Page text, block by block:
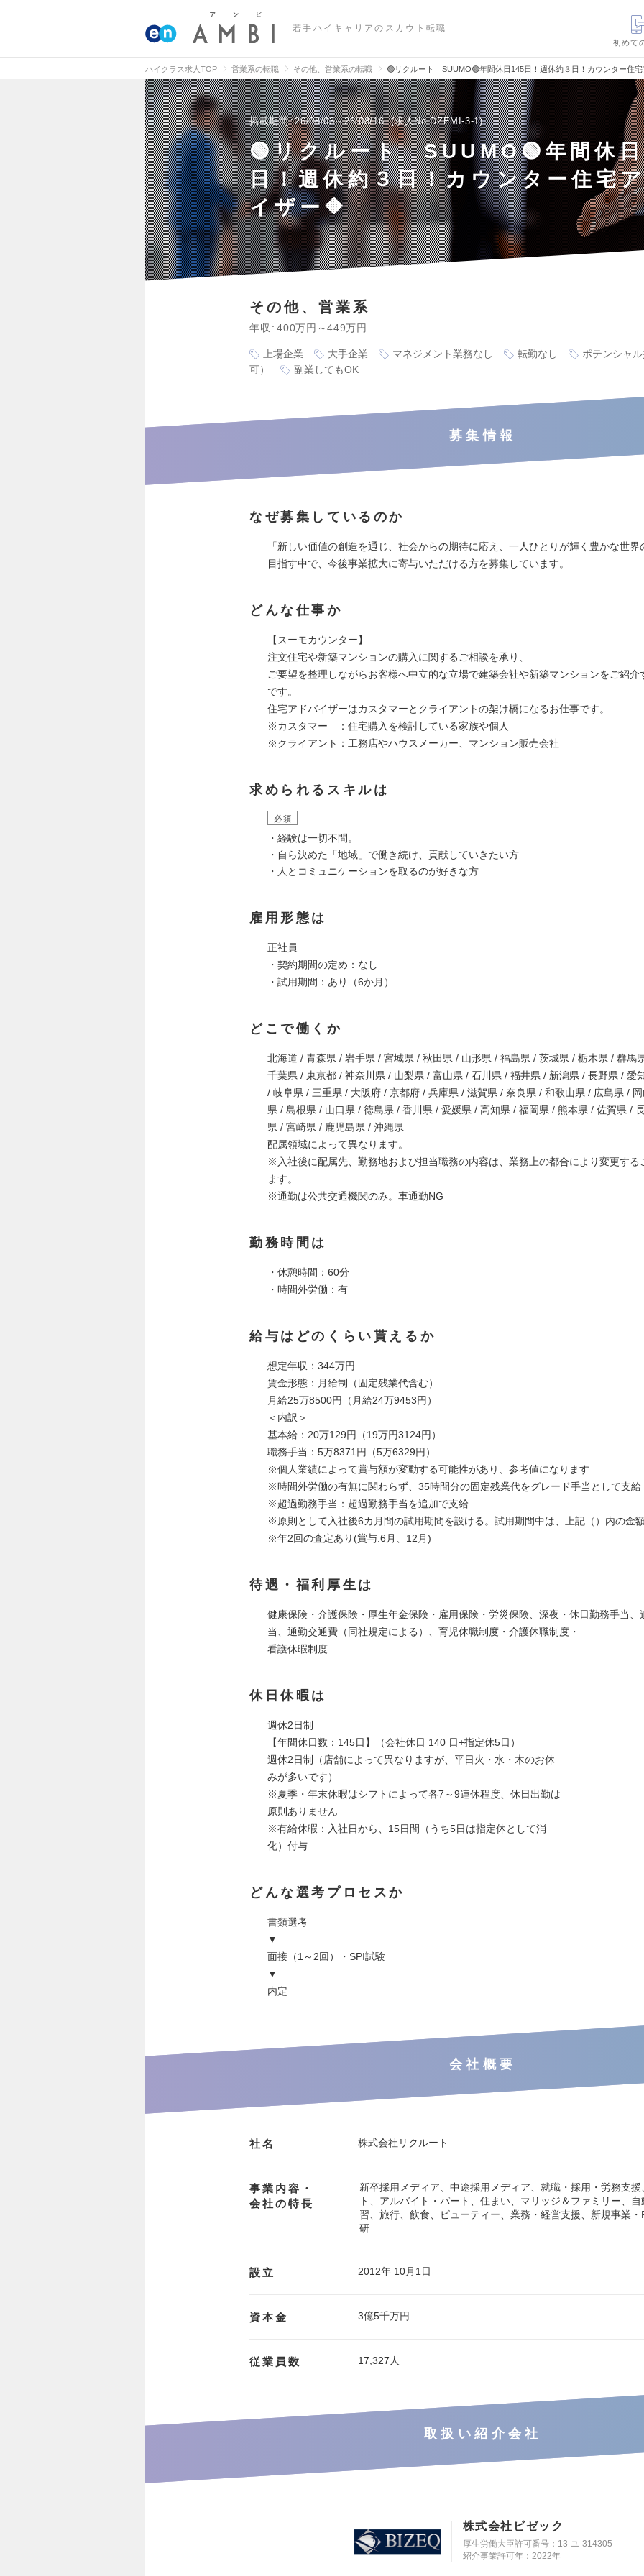
若手ハイキャリアのスカウト転職
初めて
ハイクラス求人TOP 営業系の転職 その他、営業系の転職 🟢リクルート SUUMO🟢年間休日145日！週休約３日！カウンター住
掲載期間 26/08/03～26/08/16 求人No.DZEMI-3-1
🟢リクルート SUUMO🟢年間休
日！週休約３日！カウンター住宅
イザー🔶
その他、営業系
年収 400万円～449万円
上場企業 大手企業 マネジメント業務なし 転勤なし
ポテンシャ
可）
副業してもOK
募集情報
なぜ募集しているのか
「新しい価値の創造を通じ、社会からの期待に応え、一人ひとりが輝く豊かな世界
目指す中で、今後事業拡大に寄与いただける方を募集しています。
どんな仕事か
【スーモカウンター】
注文住宅や新築マンションの購入に関するご相談を承り、
ご要望を整理しながらお客様へ中立的な立場で建築会社や新築マンションをご紹介
です。
住宅アドバイザーはカスタマーとクライアントの架け橋になるお仕事です。
※カスタマー ：住宅購入を検討している家族や個人
※クライアント：工務店やハウスメーカー、マンション販売会社
求められるスキルは
必須
・経験は一切不問。
・自ら決めた「地域」で働き続け、貢献していきたい方
・人とコミュニケーションを取るのが好きな方
雇用形態は
正社員
・契約期間の定め：なし
・試用期間：あり（6か月）
どこで働くか
北海道 / 青森県 / 岩手県 / 宮城県 / 秋田県 / 山形県 / 福島県 / 茨城県 / 栃木県 / 群馬
千葉県 / 東京都 / 神奈川県 / 山梨県 / 富山県 / 石川県 / 福井県 / 新潟県 / 長野県 / 愛
/ 岐阜県 / 三重県 / 大阪府 / 京都府 / 兵庫県 / 滋賀県 / 奈良県 / 和歌山県 / 広島県 /
県 / 島根県 / 山口県 / 徳島県 / 香川県 / 愛媛県 / 高知県 / 福岡県 / 熊本県 / 佐賀県 /
県 / 宮崎県 / 鹿児島県 / 沖縄県
配属領域によって異なります。
※入社後に配属先、勤務地および担当職務の内容は、業務上の都合により変更する
ます。
※通勤は公共交通機関のみ。車通勤NG
勤務時間は
・休憩時間：60分
・時間外労働：有
給与はどのくらい貰えるか
想定年収：344万円
賃金形態：月給制（固定残業代含む）
月給25万8500円（月給24万9453円）
＜内訳＞
基本給：20万129円（19万円3124円）
職務手当：5万8371円（5万6329円）
※個人業績によって賞与額が変動する可能性があり、参考値になります
※時間外労働の有無に関わらず、35時間分の固定残業代をグレード手当として支給
※超過勤務手当：超過勤務手当を追加で支給
※原則として入社後6カ月間の試用期間を設ける。試用期間中は、上記（）内の金
※年2回の査定あり(賞与:6月、12月)
待遇・福利厚生は
健康保険・介護保険・厚生年金保険・雇用保険・労災保険、深夜・休日勤務手当、
当、通勤交通費（同社規定による）、育児休職制度・介護休職制度・
看護休暇制度
休日休暇は
週休2日制
【年間休日数：145日】（会社休日 140 日+指定休5日）
週休2日制（店舗によって異なりますが、平日火・水・木のお休
みが多いです）
※夏季・年末休暇はシフトによって各7～9連休程度、休日出勤は
原則ありません
※有給休暇：入社日から、15日間（うち5日は指定休として消
化）付与
どんな選考プロセスか
書類選考
▼
面接（1～2回）・SPI試験
▼
内定
会社概要
社名 株式会社リクルート
事業内容・
会社の特長
新卒採用メディア、中途採用メディア、就職・採用・労務支
ト、アルバイト・パート、住まい、マリッジ＆ファミリー、
習、旅行、飲食、ビューティー、業務・経営支援、新規事業
研
設立 2012年 10月1日
資本金 3億5千万円
従業員数 17,327人
取扱い紹介会社
株式会社ビゼック
厚生労働大臣許可番号：13-ユ-314305
紹介事業許可年：2022年